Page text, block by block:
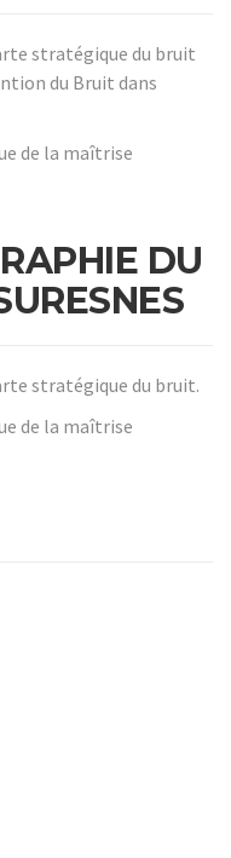
stratégique du bruit
du Bruit dans
de la maîtrise
DU
stratégique du bruit.
de la maîtrise